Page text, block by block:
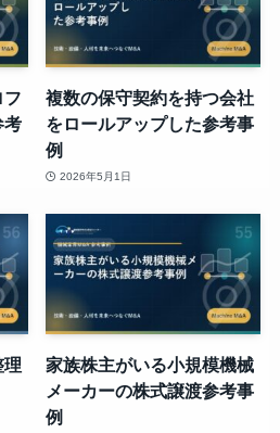
フ
考
複数の保守契約を持つ会社
をロールアップした参考事
例
2026年5月1日
理
家族株主がいる小規模機械
メーカーの株式譲渡参考事
例